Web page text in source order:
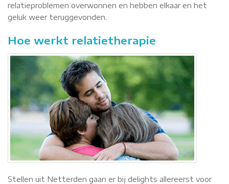
relatieproblemen overwonnen en hebben elkaar en het
geluk weer teruggevonden.
Hoe werkt relatietherapie
Stellen uit Netterden gaan er bij delights allereerst voor